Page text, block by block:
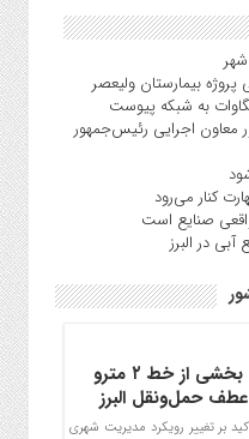
بیمارستان ولیعصر
معاون اجرایی رئیس‌جمهور
کنار می‌رود
واقعی صنایع است
آبی در البرز
بهره‌برداری بخشی از خط ۲ مترو
حمل‌ونقل البرز
بر تغییر رویکرد مدیریت شهری